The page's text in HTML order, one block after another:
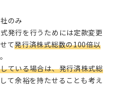
のみ
発行を行うためには定款変更
て発行済株式総数の100倍以
ている場合は、発行済株式総
て余裕を持たせることも考え